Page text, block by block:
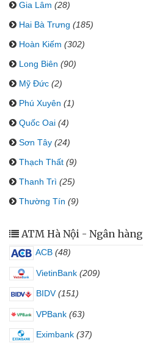
Gia Lâm (28)
Hai Bà Trưng (185)
Hoàn Kiếm (302)
Long Biên (90)
Mỹ Đức (2)
Phú Xuyên (1)
Quốc Oai (4)
Sơn Tây (24)
Thạch Thất (9)
Thanh Trì (25)
Thường Tín (9)
ATM Hà Nội - Ngân hàng
ACB (48)
VietinBank (209)
BIDV (151)
VPBank (63)
Eximbank (37)